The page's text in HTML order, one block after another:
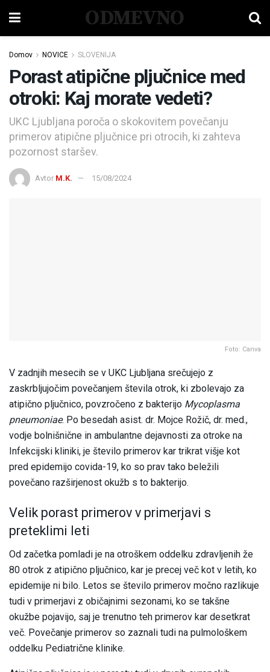
ODMEVNO
Domov NOVICE SLOVENIJA
Porast atipične pljučnice med
otroki: Kaj morate vedeti?
UKC Ljubljana poroča o skokovitem povečanju
primerov atipične pljučnice pri otrocih, ki zahteva
pozornost staršev.
Avtor M.K. 15/08/2024
Foto: Canva
V zadnjih mesecih se v UKC Ljubljana srečujejo z
zaskrbljujočim povečanjem števila otrok, ki zbolevajo za
atipično pljučnico, povzročeno z bakterijo Mycoplasma
pneumoniae. Po besedah asist. dr. Mojce Rožič, dr. med.,
vodje bolnišnične in ambulantne dejavnosti za otroke na
Infekcijski kliniki, je število primerov kar trikrat višje kot
pred epidemijo covida-19, ko so prav tako beležili
povečano razširjenost okužb s to bakterijo.
Velik porast primerov v primerjavi s
preteklimi leti
Od začetka pomladi je na otroškem oddelku zdravljenih že
80 otrok z atipično pljučnico, kar je precej več kot v letih, ko
epidemije ni bilo. Letos se število primerov močno razlikuje
tudi v primerjavi z običajnimi sezonami, ko se takšne
okužbe pojavijo, saj je trenutno teh primerov kar desetkrat
več. Povečanje primerov so zaznali tudi na pulmološkem
oddelku Pediatrične klinike.